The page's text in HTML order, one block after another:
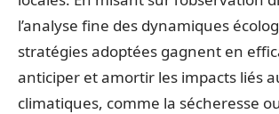
l’analyse fine des dynamiques
stratégies adoptées gagnent en
anticiper et amortir les impacts liés
climatiques, comme la sécheresse